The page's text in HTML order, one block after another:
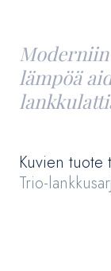
lämpöä
Kuvien tuote
Trio-